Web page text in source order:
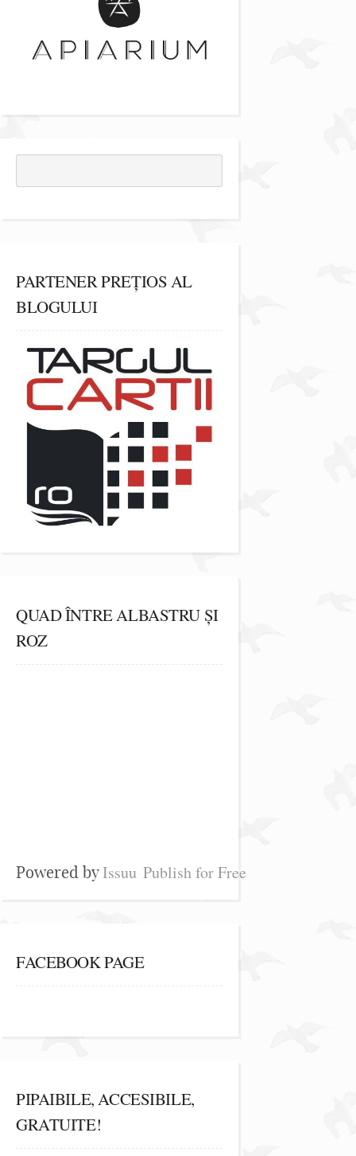
PARTENER PREȚIOS AL
BLOGULUI
QUAD ÎNTRE ALBASTRU ȘI
ROZ
Powered byIssuu Publish for Free
FACEBOOK PAGE
PIPAIBILE, ACCESIBILE,
GRATUITE!